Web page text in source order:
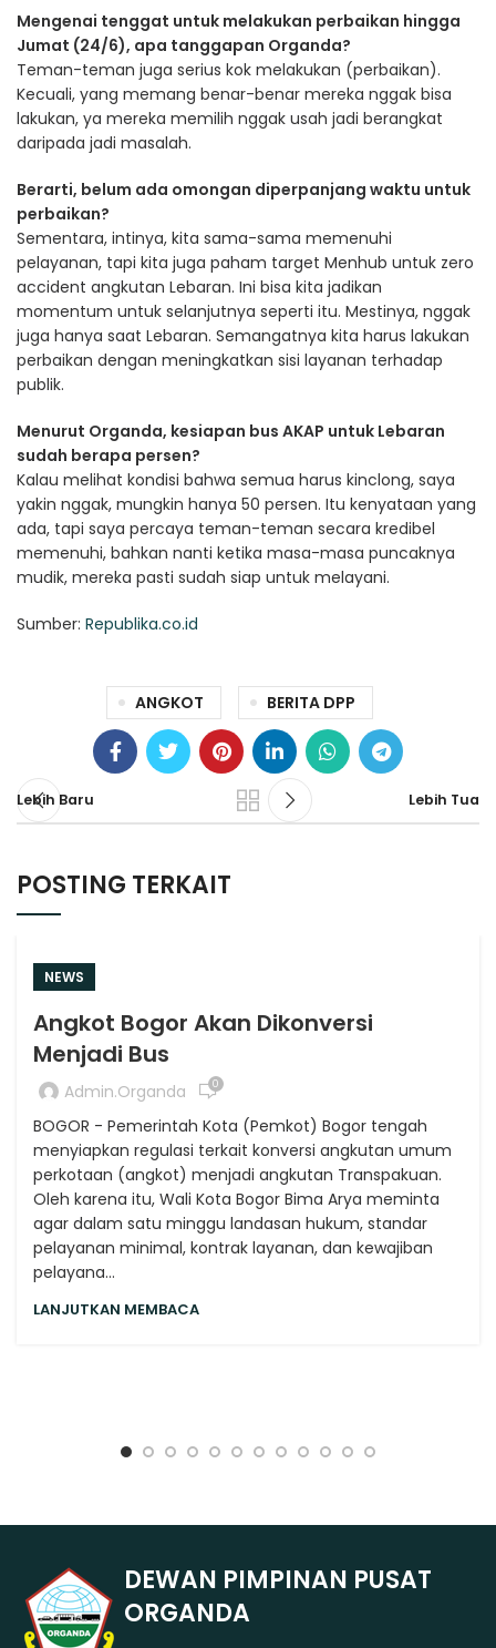
Mengenai tenggat untuk melakukan perbaikan hingga
Jumat (24/6), apa tanggapan Organda?
Teman-teman juga serius kok melakukan (perbaikan).
Kecuali, yang memang benar-benar mereka nggak bisa
lakukan, ya mereka memilih nggak usah jadi berangkat
daripada jadi masalah.
Berarti, belum ada omongan diperpanjang waktu untuk
perbaikan?
Sementara, intinya, kita sama-sama memenuhi
pelayanan, tapi kita juga paham target Menhub untuk zero
accident angkutan Lebaran. Ini bisa kita jadikan
momentum untuk selanjutnya seperti itu. Mestinya, nggak
juga hanya saat Lebaran. Semangatnya kita harus lakukan
perbaikan dengan meningkatkan sisi layanan terhadap
publik.
Menurut Organda, kesiapan bus AKAP untuk Lebaran
sudah berapa persen?
Kalau melihat kondisi bahwa semua harus kinclong, saya
yakin nggak, mungkin hanya 50 persen. Itu kenyataan yang
ada, tapi saya percaya teman-teman secara kredibel
memenuhi, bahkan nanti ketika masa-masa puncaknya
mudik, mereka pasti sudah siap untuk melayani.
Sumber: Republika.co.id
ANGKOT BERITA DPP
Lebih Baru Lebih Tua
POSTING TERKAIT
NEWS
Angkot Bogor Akan Dikonversi
Menjadi Bus
Admin.organda 0
BOGOR - Pemerintah Kota (Pemkot) Bogor tengah
menyiapkan regulasi terkait konversi angkutan umum
perkotaan (angkot) menjadi angkutan Transpakuan.
Oleh karena itu, Wali Kota Bogor Bima Arya meminta
agar dalam satu minggu landasan hukum, standar
pelayanan minimal, kontrak layanan, dan kewajiban
pelayana...
LANJUTKAN MEMBACA
DEWAN PIMPINAN PUSAT
ORGANDA